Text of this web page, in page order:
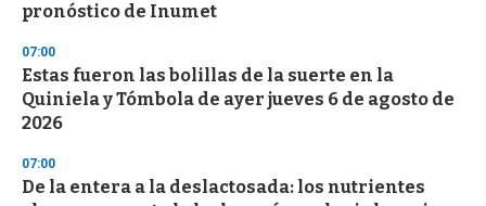
pronóstico de Inumet
07:00
Estas fueron las bolillas de la suerte en la
Quiniela y Tómbola de ayer jueves 6 de agosto de
2026
07:00
De la entera a la deslactosada: los nutrientes